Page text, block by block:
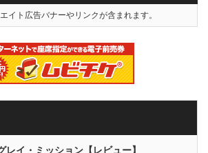
イト広告バナーやリンクが含まれます。
レイ・ミッション【レビュー】